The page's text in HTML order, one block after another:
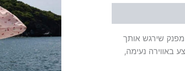
של עיסוי מפנק שירגש אותך
באווירה נעימה,